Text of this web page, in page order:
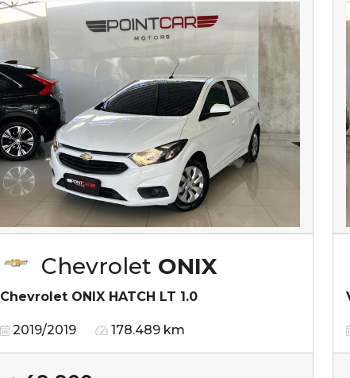
Chevrolet ONIX
Chevrolet ONIX HATCH LT 1.0
2019/2019 178.489 km